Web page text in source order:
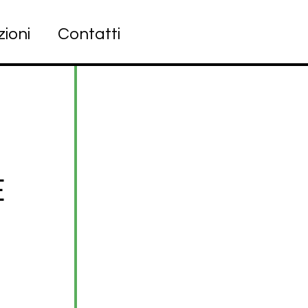
Contatti